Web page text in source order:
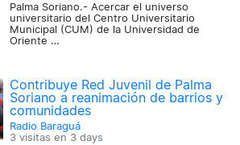
Palma Soriano.- Acercar el universo
universitario del Centro Universitario
Municipal (CUM) de la Universidad de
Oriente …
Contribuye Red Juvenil de Palma
Soriano a reanimación de barrios y
comunidades
Radio Baraguá
3 visitas en 3 days